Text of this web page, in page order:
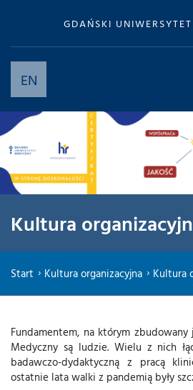
GDAŃSKI
EN
Kultura
Start Kultura organizacyjna Kultura
Fundamentem, na którym
Medyczny są ludzie. Wielu z nich
badawczo-dydaktyczną z pracą
ostatnie lata walki z pandemią były